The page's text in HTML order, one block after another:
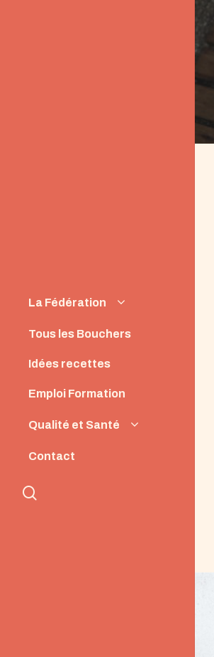
La Fédération
Instances
Tous les Bouchers
Idées recettes
Emploi Formation
Qualité et Santé
Origine et Qualité
Contact